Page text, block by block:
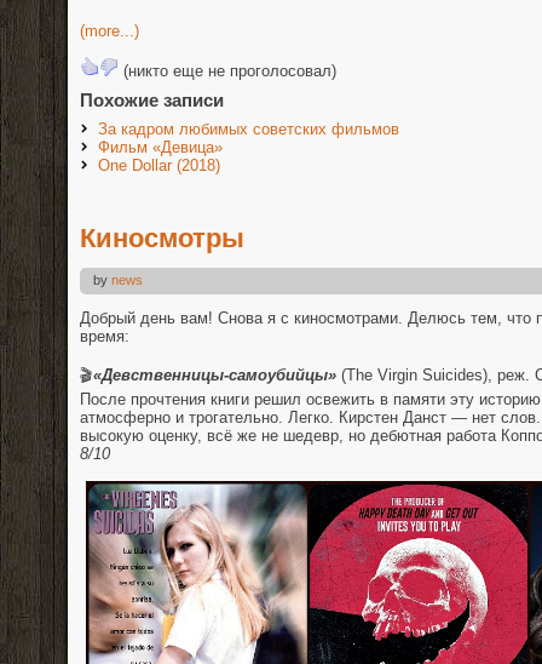
(more...)
(никто еще не проголосовал)
Похожие записи
За кадром любимых советских фильмов
Фильм «Девица»
One Dollar (2018)
Киносмотры
by news
Добрый день вам! Снова я с киносмотрами. Делюсь тем, что
время:
🎬«Девственницы-самоубийцы» (The Virgin Suicides), реж.
После прочтения книги решил освежить в памяти эту
атмосферно и трогательно. Легко. Кирстен Данст — нет
высокую оценку, всё же не шедевр, но дебютная работа
8/10